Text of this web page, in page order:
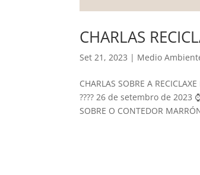
CHARLAS
Set 21, 2023 | Medio
CHARLAS SOBRE A
???? 26 de setembro de 2023
SOBRE O CONTEDOR